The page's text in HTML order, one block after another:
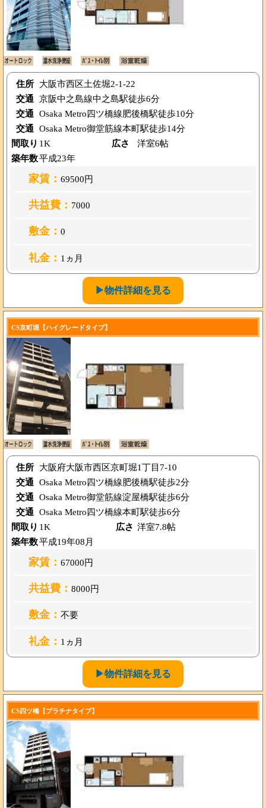
住所
大阪市西区土佐堀2-1-22
交通 京阪中之島線中之島駅徒歩6分
交通 Osaka Metro四ツ橋線肥後橋駅徒歩10分
交通 Osaka Metro御堂筋線本町駅徒歩14分
間取り 1K 広さ
洋室6帖
築年数平成23年
家賃： 69500円
共益費： 7000
敷金： 0
礼金： 1ヵ月
▶物件詳細を見る
CS京町堀【ハイグレードタイプ】
住所
大阪府大阪市西区京町堀1丁目7-10
交通 Osaka Metro四ツ橋線肥後橋駅徒歩2分
交通 Osaka Metro御堂筋線淀屋橋駅徒歩6分
交通 Osaka Metro四ツ橋線本町駅徒歩6分
間取り 1K 広さ 洋室7.8帖
築年数平成19年08月
家賃： 67000円
共益費： 8000円
敷金： 不要
礼金： 1ヵ月
▶物件詳細を見る
CS四ツ橋【プラチナタイプ】